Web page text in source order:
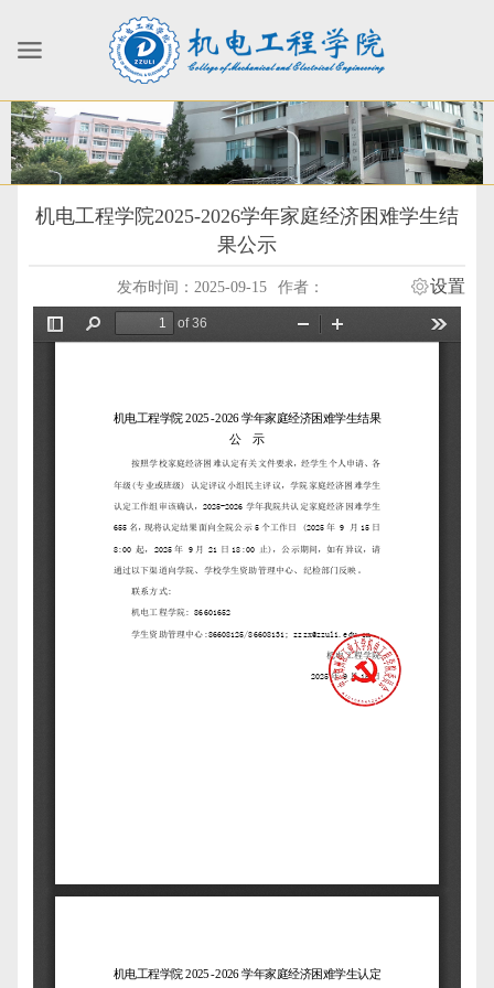
机电工程学院2025-2026学年家庭经济困难学生结
果公示
发布时间：2025-09-15 作者： 设置